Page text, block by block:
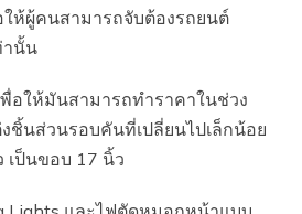
ให้ผู้คนสามารถจับต้องรถยนต์
านั้น
อให้มันสามารถทำราคาในช่วง
ชิ้นส่วนรอบคันที่เปลี่ยนไปเล็กน้อย
เป็นขอบ 17 นิ้ว